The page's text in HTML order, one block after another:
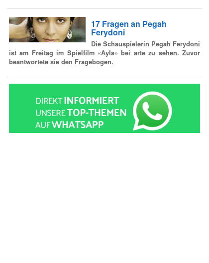
17 Fragen an Pegah
Ferydoni
Die Schauspielerin Pegah Ferydoni
ist am Freitag im Spielfilm «Ayla» bei arte zu sehen. Zuvor
beantwortete sie den Fragebogen.